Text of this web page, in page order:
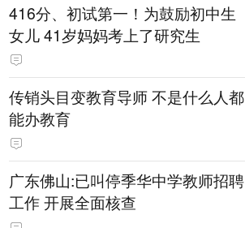
416分、初试第一！为鼓励初中生
女儿 41岁妈妈考上了研究生
传销头目变教育导师 不是什么人都
能办教育
广东佛山:已叫停季华中学教师招聘
工作 开展全面核查